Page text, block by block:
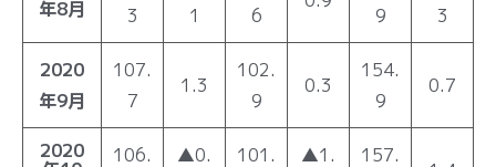
年8月
3
1
6
9
3
2020
年9月
107.
7
1.3
102.
9
0.3
154.
9
0.7
2020
106.
▲0.
101.
▲1.
157.